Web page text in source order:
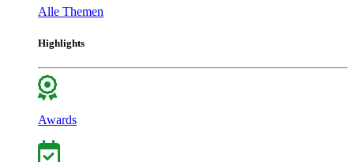
Alle Themen
Highlights
Awards